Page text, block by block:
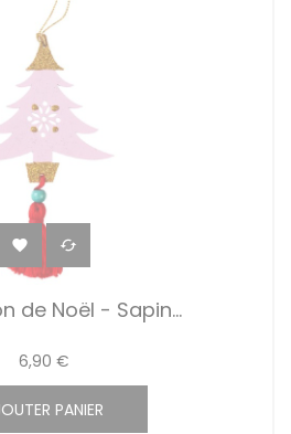
 
de Noël - Sapin...
6,90 €
PANIER